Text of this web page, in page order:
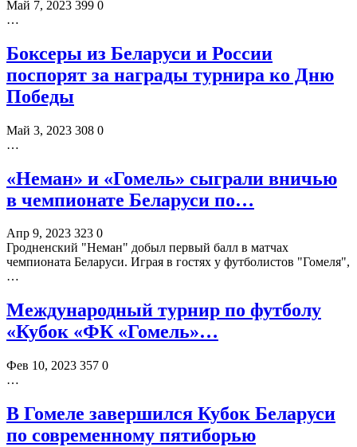
Май 7, 2023 399 0
…
Боксеры из Беларуси и России
поспорят за награды турнира ко Дню
Победы
Май 3, 2023 308 0
…
«Неман» и «Гомель» сыграли вничью
в чемпионате Беларуси по…
Апр 9, 2023 323 0
Гродненский "Неман" добыл первый балл в матчах
чемпионата Беларуси. Играя в гостях у футболистов "Гомеля",
…
Международный турнир по футболу
«Кубок «ФК «Гомель»…
Фев 10, 2023 357 0
…
В Гомеле завершился Кубок Беларуси
по современному пятиборью